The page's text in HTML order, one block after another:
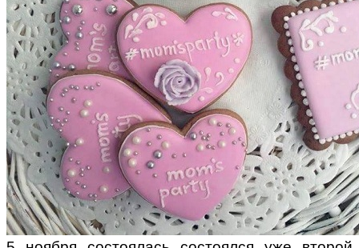
Як підготувати дитину до
навчального року? Поради
лікаря батькам
Поради багатодітної мами:
особистісний розвиток в
декреті